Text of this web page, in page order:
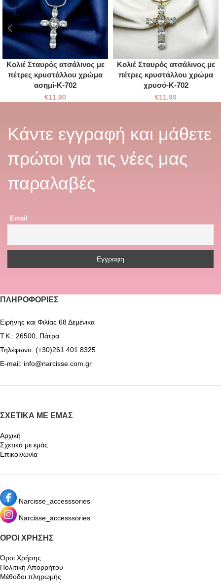
Κολιέ Σταυρός ατσάλινος με
πέτρες κρυστάλλου χρώμα
ασημί-Κ-702
€11.90
Κολιέ Σταυρός ατσάλινος με
πέτρες κρυστάλλου χρώμα
χρυσό-Κ-702
€11.90
Κάντε εγγραφή και μάθετε
πρώτοι για τις νέες μας
παραλαβές
Email
ΠΛΗΡΟΦΟΡΊΕΣ
Ειρήνης και Φιλίας 68 Δεμένικα
Τ.Κ.: 26500, Πάτρα
Τηλέφωνο: (+30)261 401 8325
E-mail: info@narcisse.com.gr
ΣΧΕΤΙΚΆ ΜΕ ΕΜΆΣ
Αρχική
Σχετικά με εμάς
Επικοινωνία
Narcisse_accesssories
Narcisse_accesssories
ΌΡΟΙ ΧΡΉΣΗΣ
Όροι Χρήσης
Πολιτική Απορρήτου
Μέθοδοι πληρωμής